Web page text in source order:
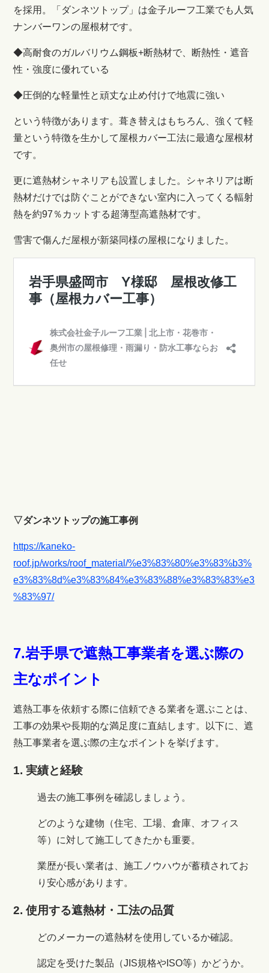
を採用。
「ダンネツトップ」は金子ルーフ工業でも人気
ナンバーワンの屋根材です。
◆高耐食のガルバリウム鋼板+断熱材で、断熱性・遮音
性・強度に優れている
◆圧倒的な軽量性と頑丈な止め付けで地震に強い
という特徴があります。葺き替えはもちろん、強くて軽
量という特徴を生かして屋根カバー工法に最適な屋根材
です。
更に遮熱材シャネリアも設置しました。シャネリアは断
熱材だけでは防ぐことができない室内に入ってくる輻射
熱を約97％カットする超薄型高遮熱材です。
雪害で傷んだ屋根が新築同様の屋根になりました。
▽ダンネツトップの施工事例
https://kaneko-
roof.jp/works/roof_material/%e3%83%80%e3%83%b3%
e3%83%8d%e3%83%84%e3%83%88%e3%83%83%e3
%83%97/
7.岩手県で遮熱工事業者を選ぶ際の
主なポイント
遮熱工事を依頼する際に信頼できる業者を選ぶことは、
工事の効果や長期的な満足度に直結します。以下に、遮
熱工事業者を選ぶ際の主なポイントを挙げます。
1. 実績と経験
過去の施工事例を確認しましょう。
どのような建物（住宅、工場、倉庫、オフィス
等）に対して施工してきたかも重要。
業歴が長い業者は、施工ノウハウが蓄積されてお
り安心感があります。
2. 使用する遮熱材・工法の品質
どのメーカーの遮熱材を使用しているか確認。
認定を受けた製品（JIS規格やISO等）かどうか。